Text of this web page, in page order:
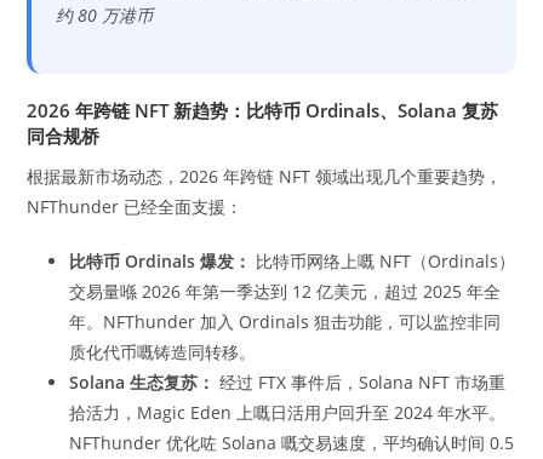
约 80 万港币
2026 年跨链 NFT 新趋势：比特币 Ordinals、Solana 复苏
同合规桥
根据最新市场动态，2026 年跨链 NFT 领域出现几个重要趋势，
NFThunder 已经全面支援：
比特币 Ordinals 爆发： 比特币网络上嘅 NFT（Ordinals）
交易量喺 2026 年第一季达到 12 亿美元，超过 2025 年全
年。NFThunder 加入 Ordinals 狙击功能，可以监控非同
质化代币嘅铸造同转移。
Solana 生态复苏： 经过 FTX 事件后，Solana NFT 市场重
拾活力，Magic Eden 上嘅日活用户回升至 2024 年水平。
NFThunder 优化咗 Solana 嘅交易速度，平均确认时间 0.5